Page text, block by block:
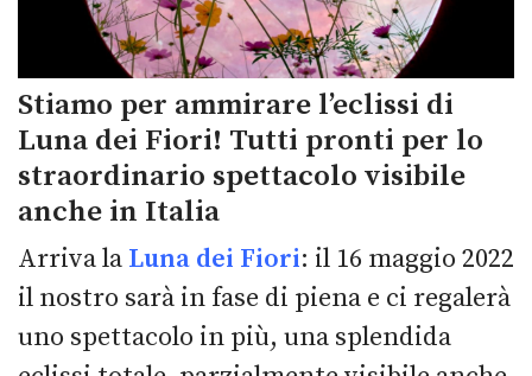
Stiamo per ammirare l’eclissi di
Luna dei Fiori! Tutti pronti per lo
straordinario spettacolo visibile
anche in Italia
Arriva la Luna dei Fiori: il 16 maggio 2022
il nostro sarà in fase di piena e ci regalerà
uno spettacolo in più, una splendida